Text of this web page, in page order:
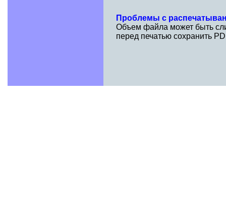
Проблемы с
Объем файла может быть
перед печатью сохранить